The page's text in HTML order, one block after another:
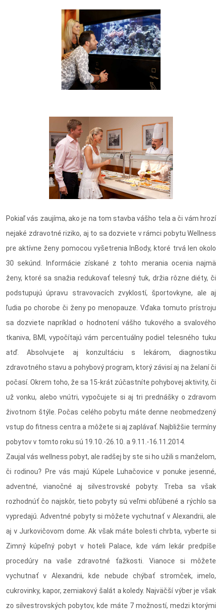
Pokiaľ vás zaujíma, ako je na tom stavba vášho tela a či vám hrozí
nejaké zdravotné riziko, aj to sa dozviete v rámci pobytu Wellness
pre aktívne ženy pomocou vyšetrenia InBody, ktoré trvá len okolo
30 sekúnd. Informácie získané z tohto merania ocenia najmä
ženy, ktoré sa snažia redukovať telesný tuk, držia rôzne diéty, či
podstupujú úpravu stravovacích zvyklostí, športovkyne, ale aj
ľudia po chorobe či ženy po menopauze. Vďaka tomuto prístroju
sa dozviete napríklad o hodnotení vášho tukového a svalového
tkaniva, BMI, vypočítajú vám percentuálny podiel telesného tuku
atď. Absolvujete aj konzultáciu s lekárom, diagnostiku
zdravotného stavu a pohybový program, ktorý závisí aj na želaní či
počasí. Okrem toho, že sa 15-krát zúčastníte pohybovej aktivity, či
už vonku, alebo vnútri, vypočujete si aj tri prednášky o zdravom
životnom štýle. Počas celého pobytu máte denne neobmedzený
vstup do fitness centra a môžete si aj zaplávať. Najbližšie termíny
pobytov v tomto roku sú 19.10.-26.10. a 9.11.-16.11.2014.
Zaujal vás wellness pobyt, ale radšej by ste si ho užili s manželom,
či rodinou? Pre vás majú Kúpele Luhačovice v ponuke jesenné,
adventné, vianočné aj silvestrovské pobyty. Treba sa však
rozhodnúť čo najskôr, tieto pobyty sú veľmi obľúbené a rýchlo sa
vypredajú. Adventné pobyty si môžete vychutnať v Alexandrii, ale
aj v Jurkovičovom dome. Ak však máte bolesti chrbta, vyberte si
Zimný kúpeľný pobyt v hoteli Palace, kde vám lekár predpíše
procedúry na vaše zdravotné ťažkosti. Vianoce si môžete
vychutnať v Alexandrii, kde nebude chýbať stromček, imelo,
cukrovinky, kapor, zemiakový šalát a koledy. Najväčší výber je však
zo silvestrovských pobytov, kde máte 7 možností, medzi ktorými